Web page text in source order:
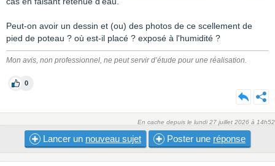
Peut-on avoir un dessin et (ou) des photos de ce scellement de
pied de poteau ? où est-il placé ? exposé à l'humidité ?
Mon avis, non professionnel, ne peut servir d’étude pour une réalisation.
0
En cache depuis le lundi 27 juillet 2026 à 14h52
Lancer un nouveau sujet Poster une réponse